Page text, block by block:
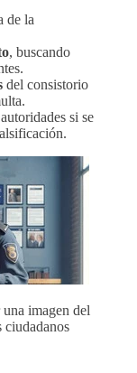
de la
, buscando
del consistorio
si se
imagen del
ciudadanos